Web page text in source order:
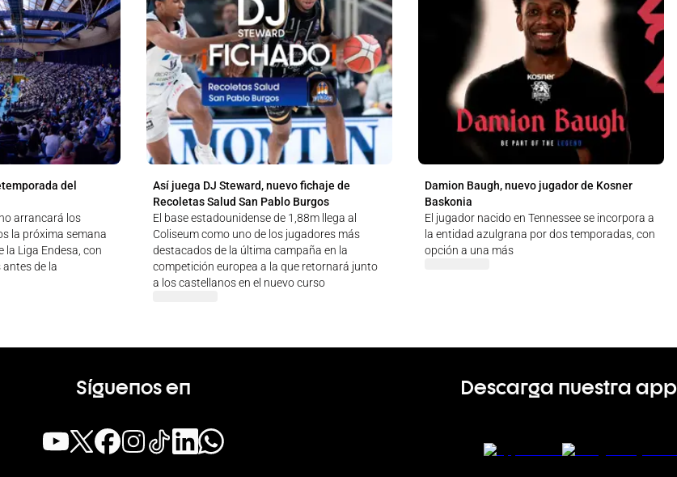
del
arrancará los
la próxima semana
la Liga Endesa, con
de la
Así juega DJ Steward, nuevo fichaje de
Recoletas Salud San Pablo Burgos
El base estadounidense de 1,88m llega al
Coliseum como uno de los jugadores más
destacados de la última campaña en la
competición europea a la que retornará junto
a los castellanos en el nuevo curso
Damion Baugh, nuevo jugador de Kosner
Baskonia
El jugador nacido en Tennessee se incorpora a
la entidad azulgrana por dos temporadas, con
opción a una más
Síguenos en Descarga nuestra app